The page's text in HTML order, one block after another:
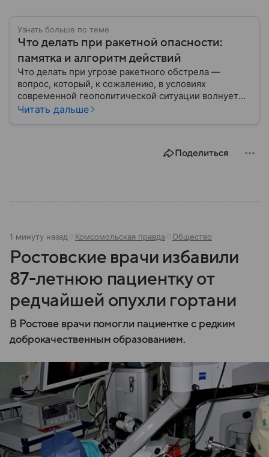
Узнать больше по теме
Что делать при ракетной опасности:
памятка и алгоритм действий
Что делать при угрозе ракетного обстрела —
вопрос, который, к сожалению, в условиях
современной геополитической ситуации волнует
все больше людей. В материале мы рассказываем,
Читать дальше
Поделиться
1 минуту назад Комсомольская правда Общество
Ростовские врачи избавили
87-летнюю пациентку от
редчайшей опухли гортани
В Ростове врачи помогли пациентке с редким
доброкачественным образованием.